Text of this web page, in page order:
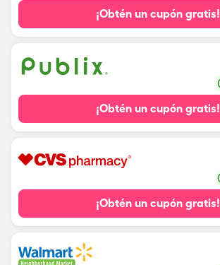
¡Obtén un cupón gratis!
¡Obtén un cupón gratis!
¡Obtén un cupón gratis!